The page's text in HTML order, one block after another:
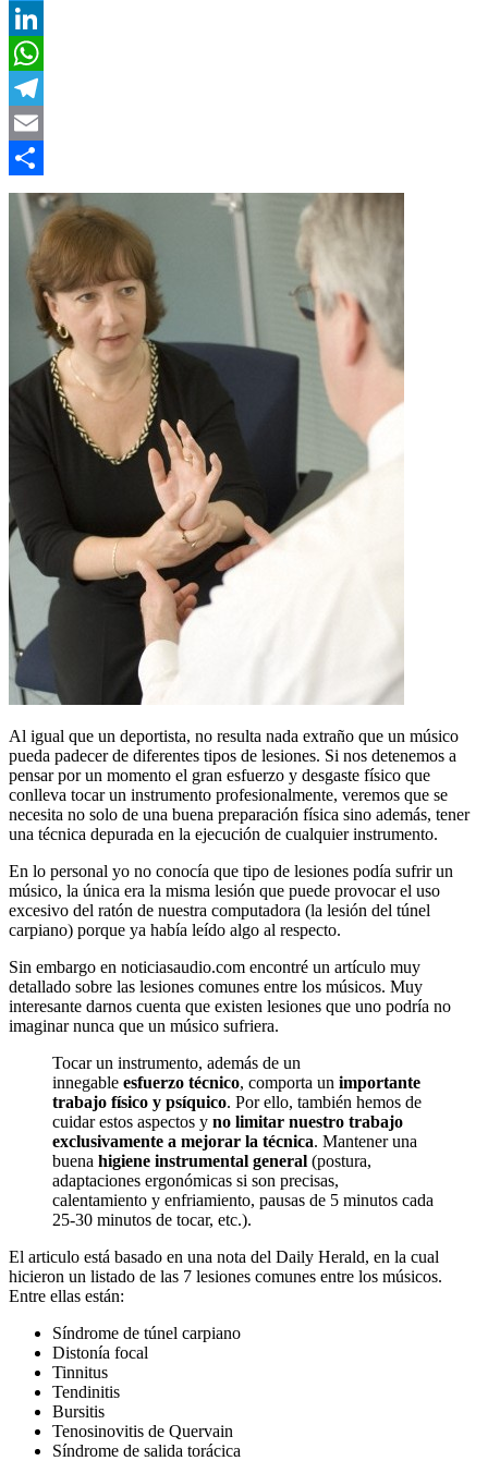
Twitter
LinkedIn
WhatsApp
Telegram
Email
Compartir
Al igual que un deportista, no resulta nada extraño que un músico
pueda padecer de diferentes tipos de lesiones. Si nos detenemos a
pensar por un momento el gran esfuerzo y desgaste físico que
conlleva tocar un instrumento profesionalmente, veremos que se
necesita no solo de una buena preparación física sino además, tener
una técnica depurada en la ejecución de cualquier instrumento.
En lo personal yo no conocía que tipo de lesiones podía sufrir un
músico, la única era la misma lesión que puede provocar el uso
excesivo del ratón de nuestra computadora (la lesión del túnel
carpiano) porque ya había leído algo al respecto.
Sin embargo en noticiasaudio.com encontré un artículo muy
detallado sobre las lesiones comunes entre los músicos. Muy
interesante darnos cuenta que existen lesiones que uno podría no
imaginar nunca que un músico sufriera.
Tocar un instrumento, además de un
innegable esfuerzo técnico, comporta un importante
trabajo físico y psíquico. Por ello, también hemos de
cuidar estos aspectos y no limitar nuestro trabajo
exclusivamente a mejorar la técnica. Mantener una
buena higiene instrumental general (postura,
adaptaciones ergonómicas si son precisas,
calentamiento y enfriamiento, pausas de 5 minutos cada
25-30 minutos de tocar, etc.).
El articulo está basado en una nota del Daily Herald, en la cual
hicieron un listado de las 7 lesiones comunes entre los músicos.
Entre ellas están:
Síndrome de túnel carpiano
Distonía focal
Tinnitus
Tendinitis
Bursitis
Tenosinovitis de Quervain
Síndrome de salida torácica